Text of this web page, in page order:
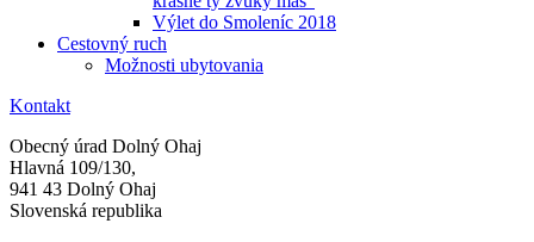
Výlet do Smoleníc 2018
Cestovný ruch
Možnosti ubytovania
Kontakt
Obecný úrad Dolný Ohaj
Hlavná 109/130,
941 43 Dolný Ohaj
Slovenská republika